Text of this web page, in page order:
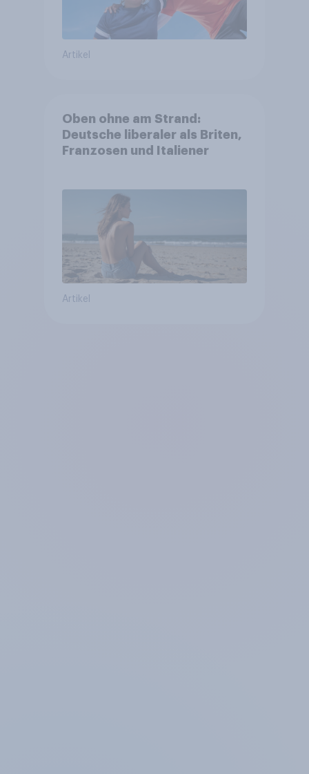
Artikel
Oben ohne am Strand:
Deutsche liberaler als Briten,
Franzosen und Italiener
Artikel